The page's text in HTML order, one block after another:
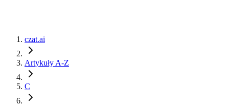
czat.ai
Artykuły A-Z
C